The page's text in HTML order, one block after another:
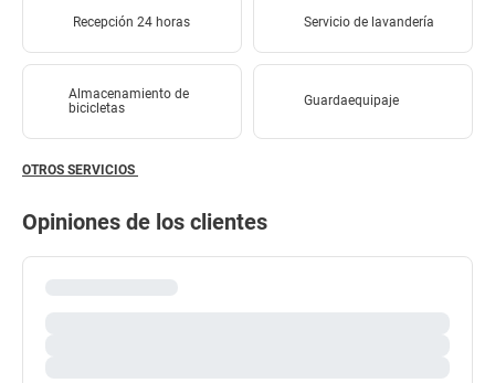
Recepción 24 horas Servicio de lavandería
Almacenamiento de
bicicletas
Guardaequipaje
OTROS SERVICIOS
Opiniones de los clientes